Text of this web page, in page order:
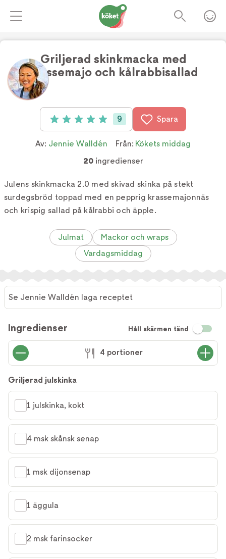
Griljerad skinkmacka med
krassemajo och kålrabbisallad
Betyg: 5 av 5 (9 röster)
9 Spara
Av: Jennie Walldén Från: Kökets middag
20ingredienser
Julens skinkmacka 2.0 med skivad skinka på stekt
surdegsbröd toppad med en pepprig krassemajonnäs
och krispig sallad på kålrabbi och äpple.
Julmat
Mackor och wraps
Vardagsmiddag
Jennie
Walldén
laga
receptet
Se Jennie Walldén laga receptet
Ingredienser Håll skärmen tänd
4 portioner
Griljerad julskinka
1 julskinka, kokt
4 msk skånsk senap
1 msk dijonsenap
1 äggula
2 msk farinsocker